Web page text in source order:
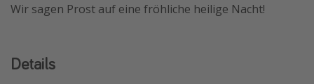
Last Minute Urlaub Deutschland
Wir sagen Prost auf eine fröhliche heilige Nacht!
Details